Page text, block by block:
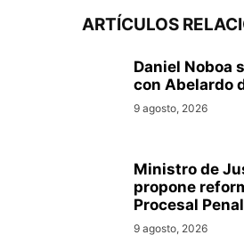
ARTÍCULOS
Daniel Noboa
con Abelardo
9 agosto, 2026
Ministro de
propone
Procesal
9 agosto, 2026